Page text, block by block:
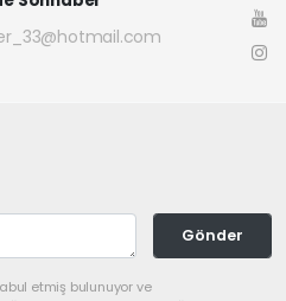
Gönder
etmiş bulunuyor ve